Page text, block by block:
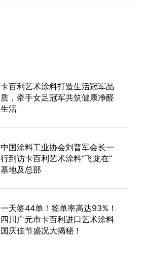
卡百利艺术涂料打造生活冠军品
质，牵手女足冠军共筑健康净醛
生活
中国涂料工业协会刘普军会长一
行到访卡百利艺术涂料“飞龙在”
基地及总部
一天签44单！签单率高达93%！
四川广元市卡百利进口艺术涂料
国庆佳节盛况大揭秘！